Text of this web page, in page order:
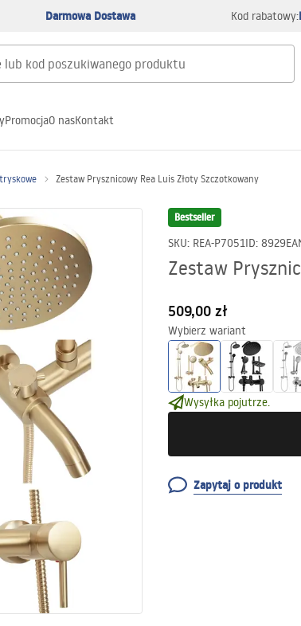
Darmowa Dostawa Kod rabatowy:
PromocjaO nasKontakt
Zestaw Prysznicowy Rea Luis Złoty Szczotkowany
Bestseller
SKU: REA-P7051ID: 8929
Zestaw
509,00 zł
Wybierz wariant
Wysyłka pojutrze.
Zapytaj o produkt